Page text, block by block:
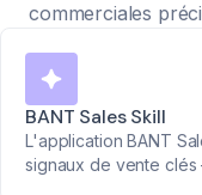
commerciales
BANT Sales Skill
L'application BANT
signaux de vente